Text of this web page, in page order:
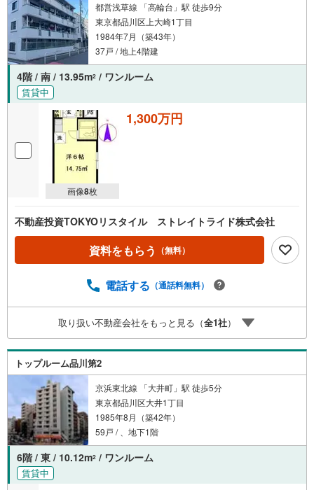
都営浅草線 「高輪台」駅 徒歩9分
東京都品川区上大崎1丁目
1984年7月（築43年）
37戸 / 地上4階建
4階 / 南 / 13.95m2 / ワンルーム
賃貸中
画像8枚
1,300万円
不動産投資TOKYOリスタイル ストレイトライド株式会社
資料をもらう （無料）
電話する （通話料無料）
取り扱い不動産会社をもっと見る（全1社）
トップルーム品川第2
京浜東北線 「大井町」駅 徒歩5分
東京都品川区大井1丁目
1985年8月（築42年）
59戸 / 、地下1階
6階 / 東 / 10.12m2 / ワンルーム
賃貸中